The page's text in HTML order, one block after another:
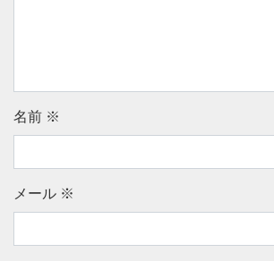
名前 ※
メール ※